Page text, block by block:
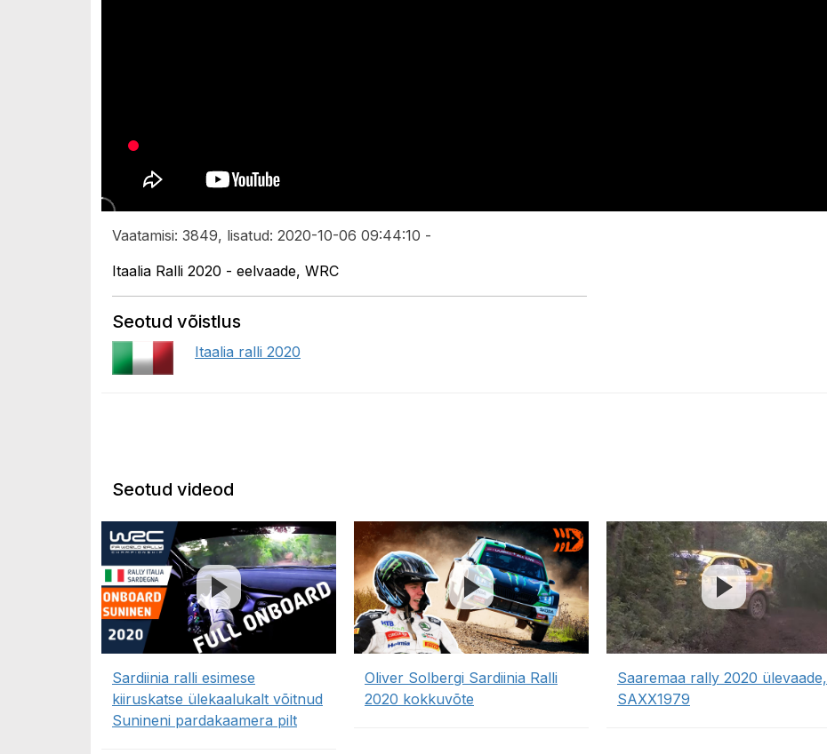
Vaatamisi: 3849, lisatud: 2020-10-06 09:44:10 -
Itaalia Ralli 2020 - eelvaade, WRC
Seotud võistlus
Itaalia ralli 2020
Seotud videod
Sardiinia ralli esimese
kiiruskatse ülekaalukalt võitnud
Sunineni pardakaamera pilt
Oliver Solbergi Sardiinia Ralli
2020 kokkuvõte
Saaremaa rally 2020 ülevaade,
SAXX1979